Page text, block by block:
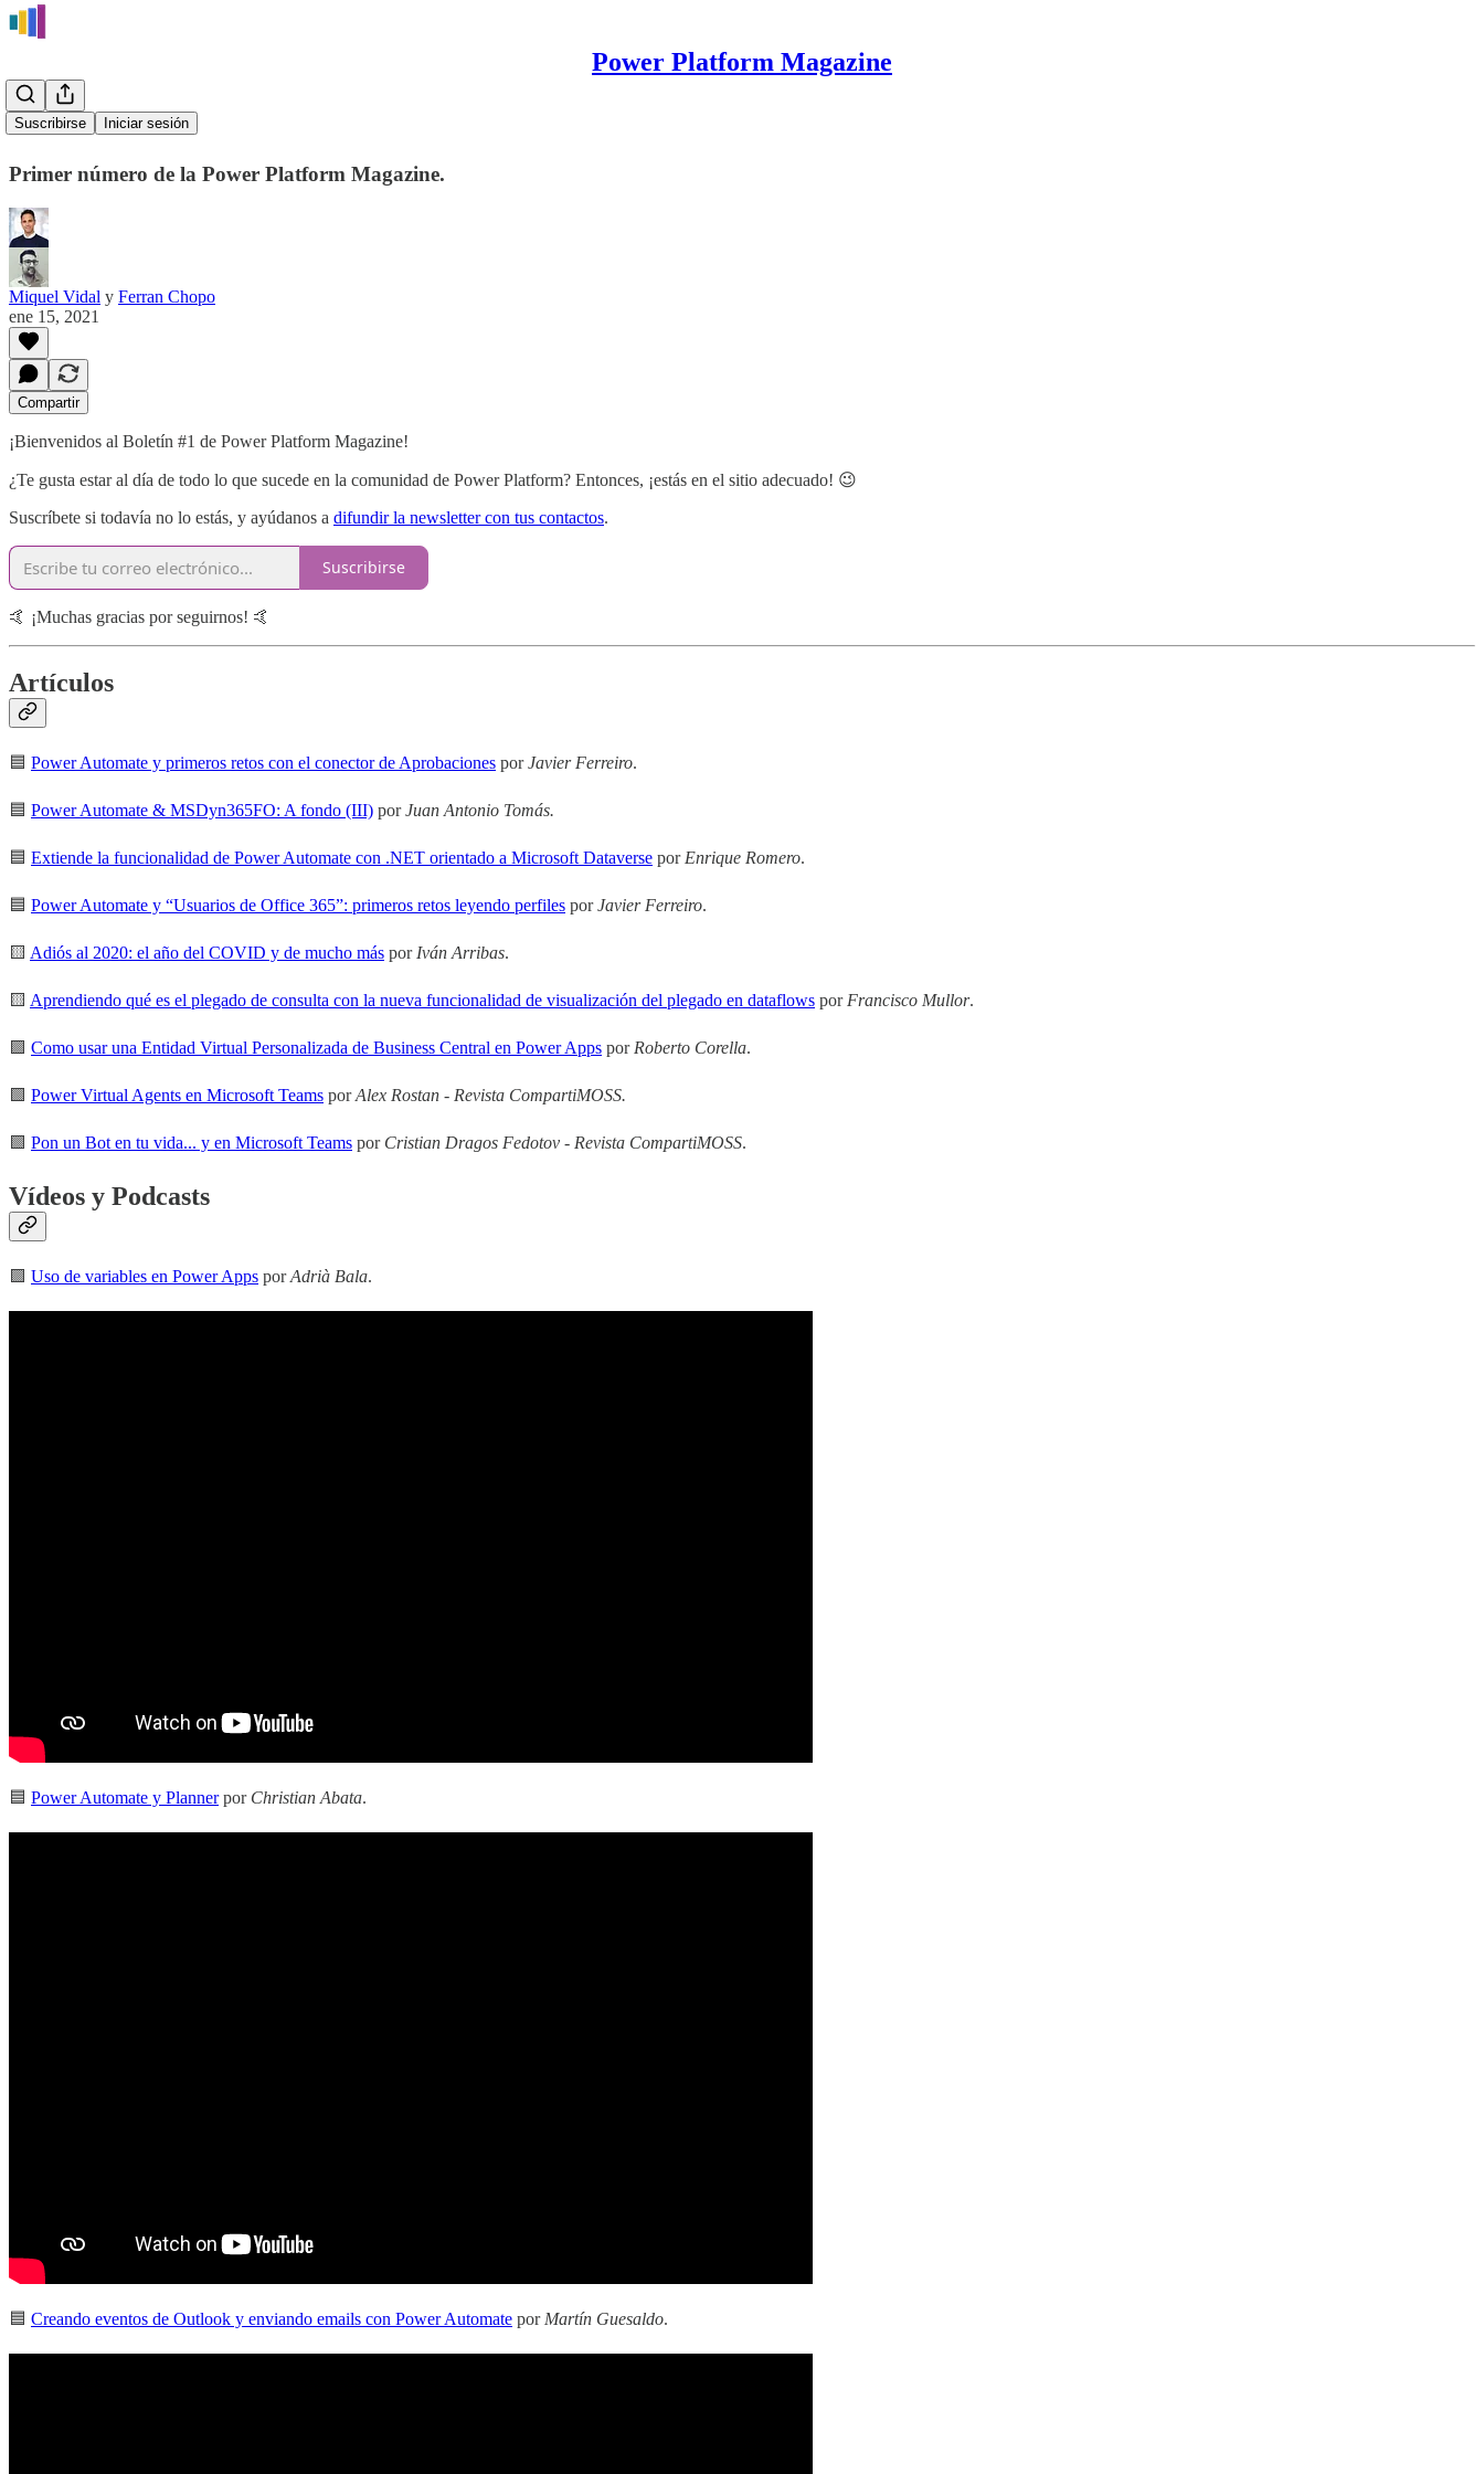
Power Platform Magazine
Suscribirse Iniciar sesión
Boletín #1
Primer número de la Power Platform Magazine.
Miquel Vidal y Ferran Chopo
ene 15, 2021
Compartir
¡Bienvenidos al Boletín #1 de Power Platform Magazine!
¿Te gusta estar al día de todo lo que sucede en la comunidad de Power Platform? Entonces, ¡estás en el sitio adecuado! 😉
Suscríbete si todavía no lo estás, y ayúdanos a difundir la newsletter con tus contactos.
Suscribirse
🤙 ¡Muchas gracias por seguirnos! 🤙
Artículos
🟦 Power Automate y primeros retos con el conector de Aprobaciones porJavier Ferreiro.
🟦 Power Automate & MSDyn365FO: A fondo (III) porJuan Antonio Tomás.
🟦 Extiende la funcionalidad de Power Automate con .NET orientado a Microsoft Dataverse por Enrique Romero.
🟦 Power Automate y “Usuarios de Office 365”: primeros retos leyendo perfiles porJavier Ferreiro.
🟨 Adiós al 2020: el año del COVID y de mucho más por Iván Arribas.
🟨 Aprendiendo qué es el plegado de consulta con la nueva funcionalidad de visualización del plegado en dataflows por Francisco Mullor.
🟪 Como usar una Entidad Virtual Personalizada de Business Central en Power Apps por Roberto Corella.
🟩 Power Virtual Agents en Microsoft Teams porAlex Rostan - Revista CompartiMOSS.
🟩 Pon un Bot en tu vida... y en Microsoft Teams por Cristian Dragos Fedotov - Revista CompartiMOSS.
Vídeos y Podcasts
🟪 Uso de variables en Power Apps porAdrià Bala.
🟦 Power Automate y Plannerpor Christian Abata.
🟦 Creando eventos de Outlook y enviando emails con Power Automate por Martín Guesaldo.